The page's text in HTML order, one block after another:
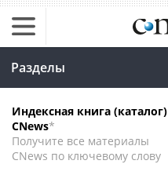
Разделы
Индексная книга (каталог)
CNews*
Получите все материалы
CNews по ключевому слову